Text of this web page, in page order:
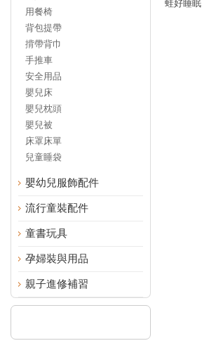
用餐椅
背包提帶
揹帶背巾
手推車
安全用品
嬰兒床
嬰兒枕頭
嬰兒被
床罩床單
兒童睡袋
嬰幼兒服飾配件
流行童裝配件
童書玩具
孕婦裝與用品
親子進修補習
蛙好睡眠